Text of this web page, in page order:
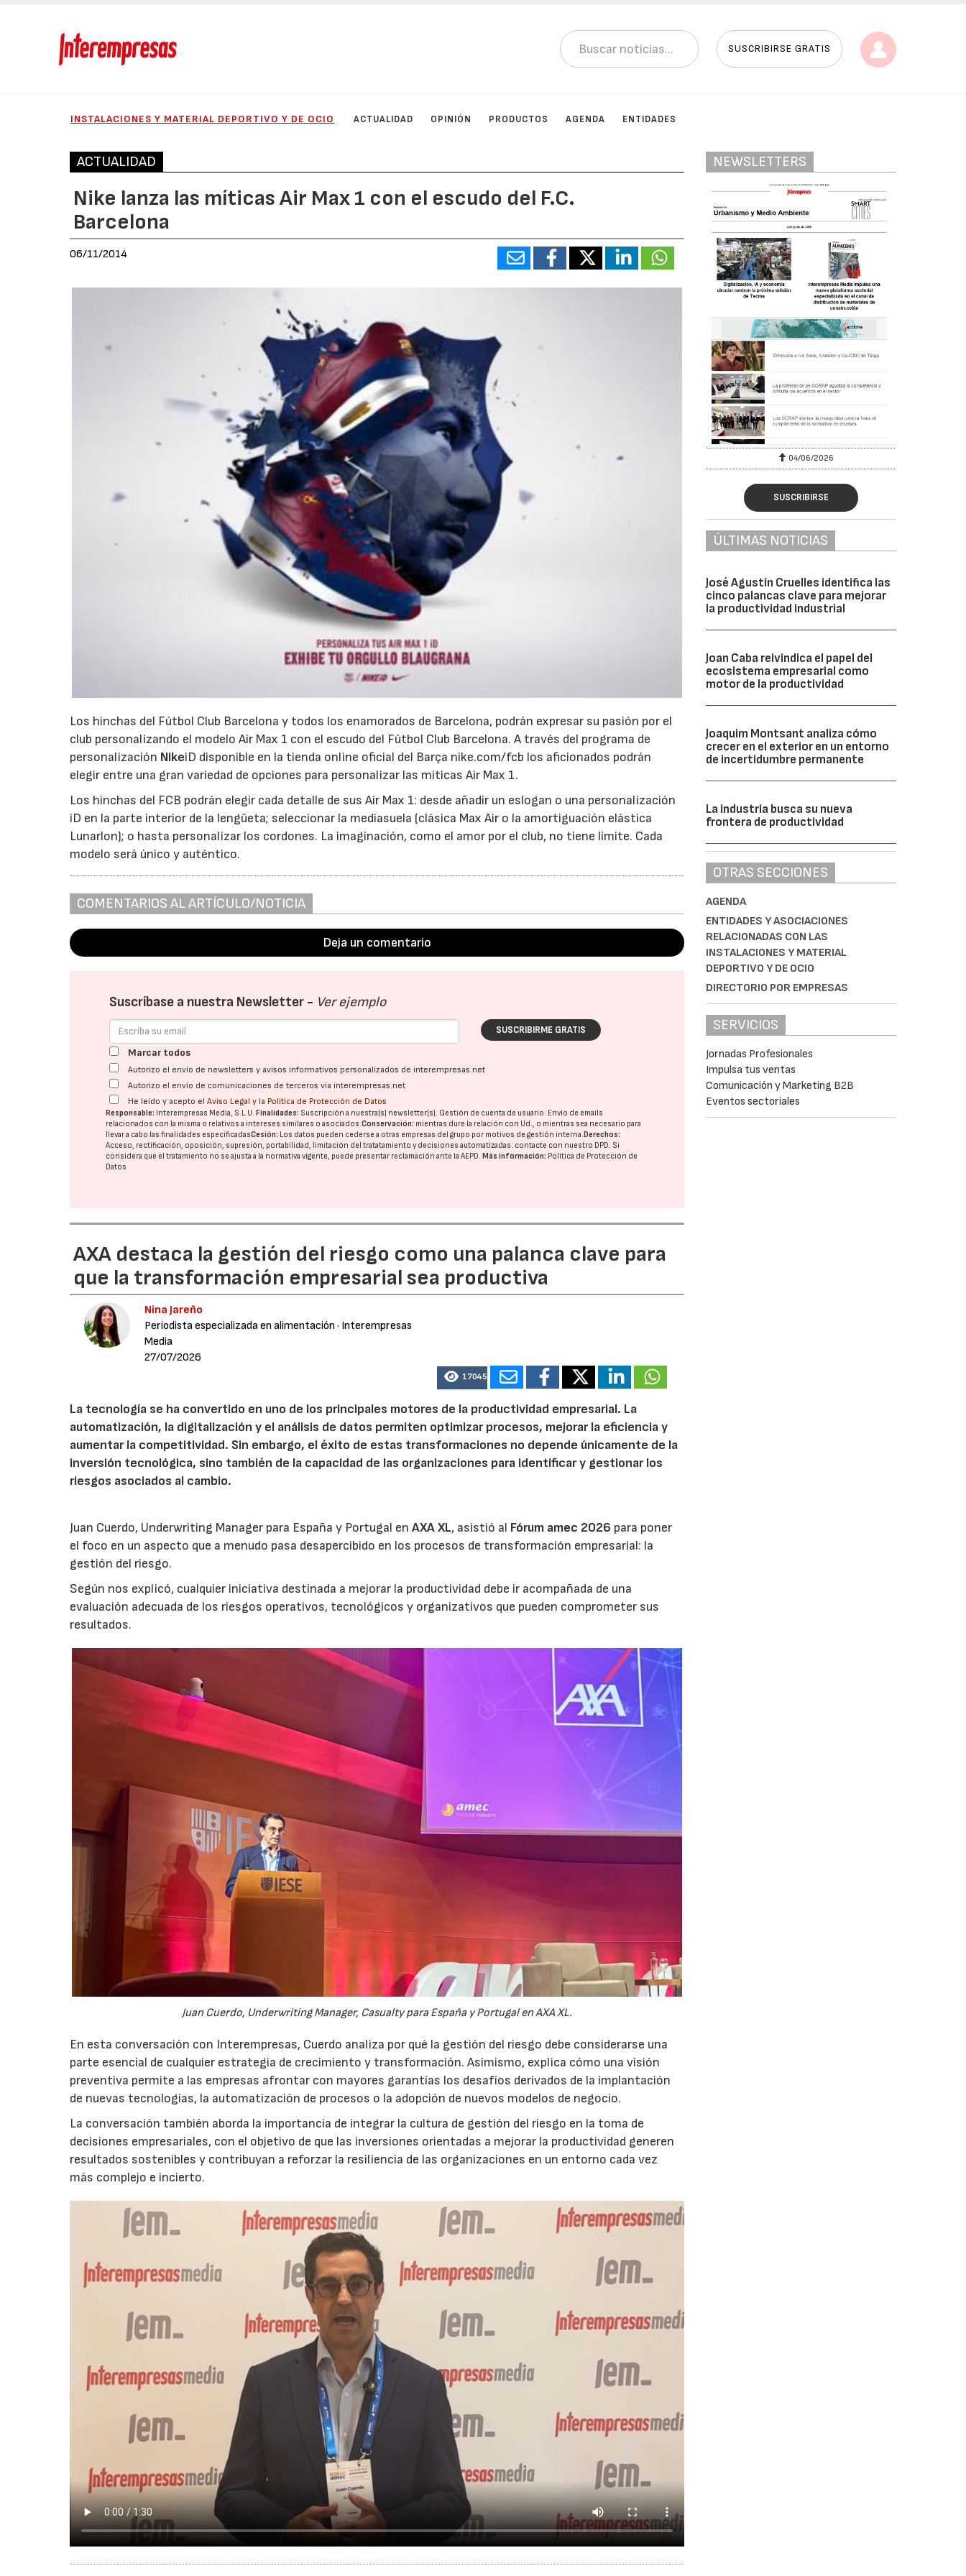
SUSCRIBIRSE GRATIS
INSTALACIONES Y MATERIAL DEPORTIVO Y DE OCIO ACTUALIDAD OPINIÓN PRODUCTOS AGENDA ENTIDADES
ACTUALIDAD
Nike lanza las míticas Air Max 1 con el escudo del F.C.
Barcelona
06/11/2014
Los hinchas del Fútbol Club Barcelona y todos los enamorados de Barcelona, podrán expresar su pasión por el
club personalizando el modelo Air Max 1 con el escudo del Fútbol Club Barcelona. A través del programa de
personalización NikeiD disponible en la tienda online oficial del Barça nike.com/fcb los aficionados podrán
elegir entre una gran variedad de opciones para personalizar las míticas Air Max 1.
Los hinchas del FCB podrán elegir cada detalle de sus Air Max 1: desde añadir un eslogan o una personalización
iD en la parte interior de la lengüeta; seleccionar la mediasuela (clásica Max Air o la amortiguación elástica
Lunarlon); o hasta personalizar los cordones. La imaginación, como el amor por el club, no tiene límite. Cada
modelo será único y auténtico.
COMENTARIOS AL ARTÍCULO/NOTICIA
Deja un comentario
Suscríbase a nuestra Newsletter - Ver ejemplo
SUSCRIBIRME GRATIS
Marcar todos
Autorizo el envío de newsletters y avisos informativos personalizados de interempresas.net
Autorizo el envío de comunicaciones de terceros vía interempresas.net
He leído y acepto elAviso Legal y la Política de Protección de Datos
Responsable: Interempresas Media, S.L.U.Finalidades: Suscripción a nuestra(s) newsletter(s). Gestión de cuenta de usuario. Envío de emails
relacionados con la misma o relativos a intereses similares o asociados.Conservación: mientras dure la relación con Ud., o mientras sea necesario para
llevar a cabo las finalidades especificadasCesión: Los datos pueden cederse a otras empresas del grupo por motivos de gestión interna.Derechos:
Acceso, rectificación, oposición, supresión, portabilidad, limitación del tratatamiento y decisiones automatizadas: contacte con nuestro DPD. Si
considera que el tratamiento no se ajusta a la normativa vigente, puede presentar reclamación ante laAEPD.Más información: Política de Protección de
Datos
AXA destaca la gestión del riesgo como una palanca clave para
que la transformación empresarial sea productiva
Nina Jareño
Periodista especializada en alimentación · Interempresas
Media
27/07/2026
17045
La tecnología se ha convertido en uno de los principales motores de la productividad empresarial. La
automatización, la digitalización y el análisis de datos permiten optimizar procesos, mejorar la eficiencia y
aumentar la competitividad. Sin embargo, el éxito de estas transformaciones no depende únicamente de la
inversión tecnológica, sino también de la capacidad de las organizaciones para identificar y gestionar los
riesgos asociados al cambio.
Juan Cuerdo, Underwriting Manager para España y Portugal enAXA XL, asistió al Fórum amec 2026 para poner
el foco en un aspecto que a menudo pasa desapercibido en los procesos de transformación empresarial: la
gestión del riesgo.
Según nos explicó, cualquier iniciativa destinada a mejorar la productividad debe ir acompañada de una
evaluación adecuada de los riesgos operativos, tecnológicos y organizativos que pueden comprometer sus
resultados.
Juan Cuerdo, Underwriting Manager, Casualty para España y Portugal en AXA XL.
En esta conversación con Interempresas, Cuerdo analiza por qué la gestión del riesgo debe considerarse una
parte esencial de cualquier estrategia de crecimiento y transformación. Asimismo, explica cómo una visión
preventiva permite a las empresas afrontar con mayores garantías los desafíos derivados de la implantación
de nuevas tecnologías, la automatización de procesos o la adopción de nuevos modelos de negocio.
La conversación también aborda la importancia de integrar la cultura de gestión del riesgo en la toma de
decisiones empresariales, con el objetivo de que las inversiones orientadas a mejorar la productividad generen
resultados sostenibles y contribuyan a reforzar la resiliencia de las organizaciones en un entorno cada vez
más complejo e incierto.
NEWSLETTERS
04/06/2026 02/07/2026 04/06/2026
SUSCRIBIRSE
ÚLTIMAS NOTICIAS
José Agustín Cruelles identifica las
cinco palancas clave para mejorar
la productividad industrial
Joan Caba reivindica el papel del
ecosistema empresarial como
motor de la productividad
Joaquim Montsant analiza cómo
crecer en el exterior en un entorno
de incertidumbre permanente
La industria busca su nueva
frontera de productividad
OTRAS SECCIONES
AGENDA
ENTIDADES Y ASOCIACIONES
RELACIONADAS CON LAS
INSTALACIONES Y MATERIAL
DEPORTIVO Y DE OCIO
DIRECTORIO POR EMPRESAS
SERVICIOS
Jornadas Profesionales
Impulsa tus ventas
Comunicación y Marketing B2B
Eventos sectoriales